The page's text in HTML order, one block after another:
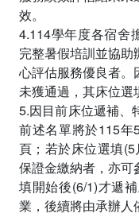
效。
4.114學年度各宿舍
完整暑假培訓並協
心評估服務優良者
未獲通過，其床位選
5.因目前床位遞補、
前述名單將於115
頁；若於床位選填
保證金繳納者，亦可
填開始後(6/1)才遞
業，後續將由承辦人